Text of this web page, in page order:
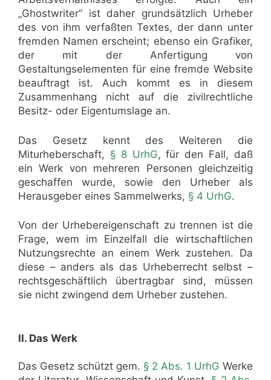
„Ghostwriter“ ist daher grundsätzlich Urheber
des von ihm verfaßten Textes, der dann unter
fremden Namen erscheint; ebenso ein Grafiker,
der mit der Anfertigung von
Gestaltungselementen für eine fremde Website
beauftragt ist. Auch kommt es in diesem
Zusammenhang nicht auf die zivilrechtliche
Besitz- oder Eigentumslage an.
Das Gesetz kennt des Weiteren die
Miturheberschaft, § 8 UrhG, für den Fall, daß
ein Werk von mehreren Personen gleichzeitig
geschaffen wurde, sowie den Urheber als
Herausgeber eines Sammelwerks, § 4 UrhG.
Von der Urhebereigenschaft zu trennen ist die
Frage, wem im Einzelfall die wirtschaftlichen
Nutzungsrechte an einem Werk zustehen. Da
diese – anders als das Urheberrecht selbst –
rechtsgeschäftlich übertragbar sind, müssen
sie nicht zwingend dem Urheber zustehen.
II. Das Werk
Das Gesetz schützt gem. § 2 Abs. 1 UrhG Werke